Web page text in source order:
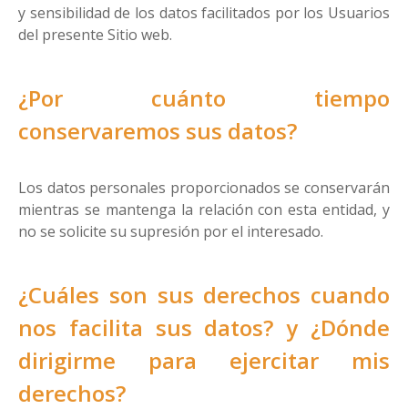
y sensibilidad de los datos facilitados por los Usuarios
del presente Sitio web.
¿Por cuánto tiempo
conservaremos sus datos?
Los datos personales proporcionados se conservarán
mientras se mantenga la relación con esta entidad, y
no se solicite su supresión por el interesado.
¿Cuáles son sus derechos cuando
nos facilita sus datos? y ¿Dónde
dirigirme para ejercitar mis
derechos?